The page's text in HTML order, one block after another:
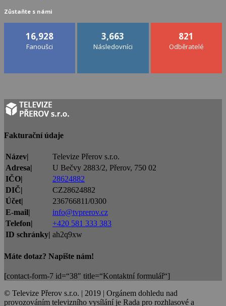
Zůstaňte s námi
16,928
Fanoušci
3,663
Následovníci
821
Odběratelé
Fakturační údaje
Název|
Televize Přerov s.r.o.
Adresa|
U Bečvy 2883/2, Přerov, 750 02
IČO|
28624882
DIČ|
CZ28624882
Účet|
236766811/0300
E-mail|
info@tvprerov.cz
Telefon|
+420 581 333 383
ID schránky| ah2q9xw
Máte dotaz? Napište nám!
[contact-form-7 id=“38″ title=“Kontaktní formulář“]
© Televize Přerov s.r.o. | 2019 | Orgánem dohledu nad
provozováním televizního vysílání je Rada pro rozhlasové a